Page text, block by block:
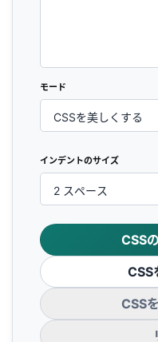
モード
インデントのサイズ
CSS
CSS
CSS